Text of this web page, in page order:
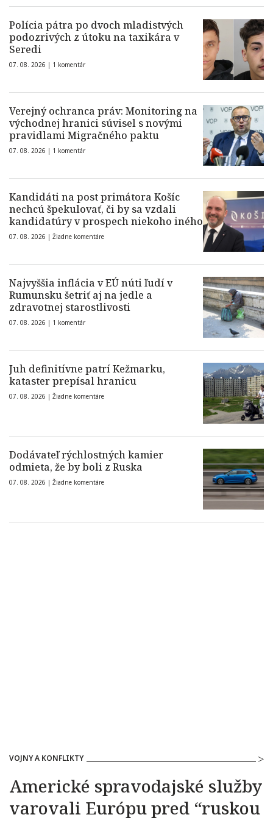
Polícia pátra po dvoch mladistvých
podozrivých z útoku na taxikára v
Seredi
07. 08. 2026 | 1 komentár
Verejný ochranca práv: Monitoring na
východnej hranici súvisel s novými
pravidlami Migračného paktu
07. 08. 2026 | 1 komentár
Kandidáti na post primátora Košíc
nechcú špekulovať, či by sa vzdali
kandidatúry v prospech niekoho iného
07. 08. 2026 | Žiadne komentáre
Najvyššia inflácia v EÚ núti ľudí v
Rumunsku šetriť aj na jedle a
zdravotnej starostlivosti
07. 08. 2026 | 1 komentár
Juh definitívne patrí Kežmarku,
kataster prepísal hranicu
07. 08. 2026 | Žiadne komentáre
Dodávateľ rýchlostných kamier
odmieta, že by boli z Ruska
07. 08. 2026 | Žiadne komentáre
VOJNY A KONFLIKTY
Americké spravodajské služby
varovali Európu pred “ruskou